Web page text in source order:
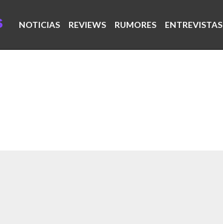
NOTICIAS REVIEWS RUMORES ENTREVISTAS